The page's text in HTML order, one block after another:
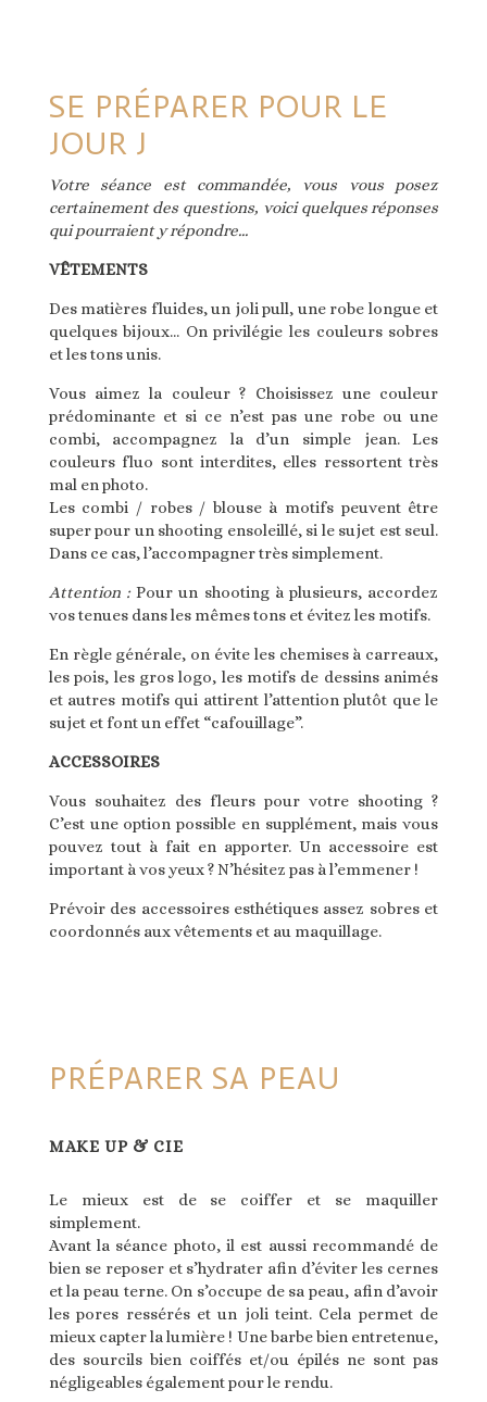
SE PRÉPARER POUR LE
JOUR J
Votre séance est commandée, vous vous posez
certainement des questions, voici quelques réponses
qui pourraient y répondre…
VÊTEMENTS
Des matières fluides, un joli pull, une robe longue et
quelques bijoux… On privilégie les couleurs sobres
et les tons unis.
Vous aimez la couleur ? Choisissez une couleur
prédominante et si ce n’est pas une robe ou une
combi, accompagnez la d’un simple jean. Les
couleurs fluo sont interdites, elles ressortent très
mal en photo.
Les combi / robes / blouse à motifs peuvent être
super pour un shooting ensoleillé, si le sujet est seul.
Dans ce cas, l’accompagner très simplement.
Attention :Pour un shooting à plusieurs, accordez
vos tenues dans les mêmes tons et évitez les motifs.
En règle générale, on évite les chemises à carreaux,
les pois, les gros logo, les motifs de dessins animés
et autres motifs qui attirent l’attention plutôt que le
sujet et font un effet “cafouillage”.
ACCESSOIRES
Vous souhaitez des fleurs pour votre shooting ?
C’est une option possible en supplément, mais vous
pouvez tout à fait en apporter. Un accessoire est
important à vos yeux ? N’hésitez pas à l’emmener !
Prévoir des accessoires esthétiques assez sobres et
coordonnés aux vêtements et au maquillage.
PRÉPARER SA PEAU
MAKE UP & CIE
Le mieux est de se coiffer et se maquiller
simplement.
Avant la séance photo, il est aussi recommandé de
bien se reposer et s’hydrater afin d’éviter les cernes
et la peau terne. On s’occupe de sa peau, afin d’avoir
les pores ressérés et un joli teint. Cela permet de
mieux capter la lumière ! Une barbe bien entretenue,
des sourcils bien coiffés et/ou épilés ne sont pas
négligeables également pour le rendu.